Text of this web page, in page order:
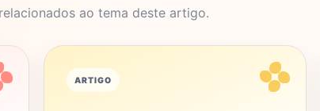
ao tema deste artigo.
ARTIGO